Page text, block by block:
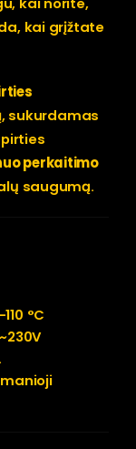
kai grįžtate
, sukurdamas
perkaitimo
saugumą.
°C